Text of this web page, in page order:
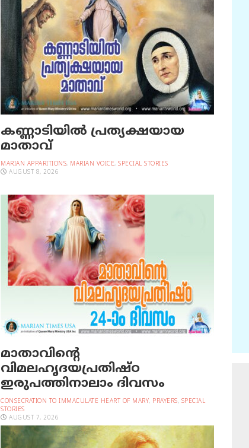
കണ്ണാടിയില്‍ പ്രത്യക്ഷയായ
മാതാവ്
MARIAN APPARITIONS, MARIAN VOICE, SPECIAL STORIES
AUGUST 8, 2026
മാതാവിന്റെ
വിമലഹൃദയപ്രതിഷ്ഠ
ഇരുപത്തിനാലാം ദിവസം
CONSECRATION TO IMMACULATE HEART OF MARY, PRAYERS, SPECIAL
STORIES
AUGUST 7, 2026